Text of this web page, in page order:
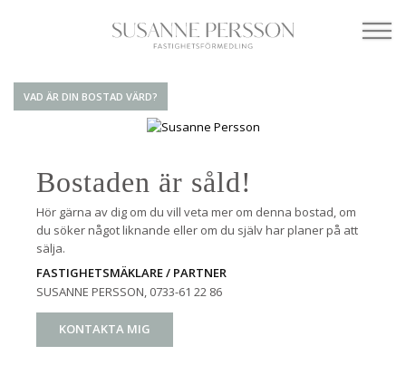
VAD ÄR DIN BOSTAD VÄRD?
Bostaden är såld!
Hör gärna av dig om du vill veta mer om denna bostad, om
du söker något liknande eller om du själv har planer på att
sälja.
FASTIGHETSMÄKLARE / PARTNER
SUSANNE PERSSON, 0733-61 22 86
KONTAKTA MIG